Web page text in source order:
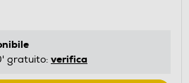
gratuito: verifica